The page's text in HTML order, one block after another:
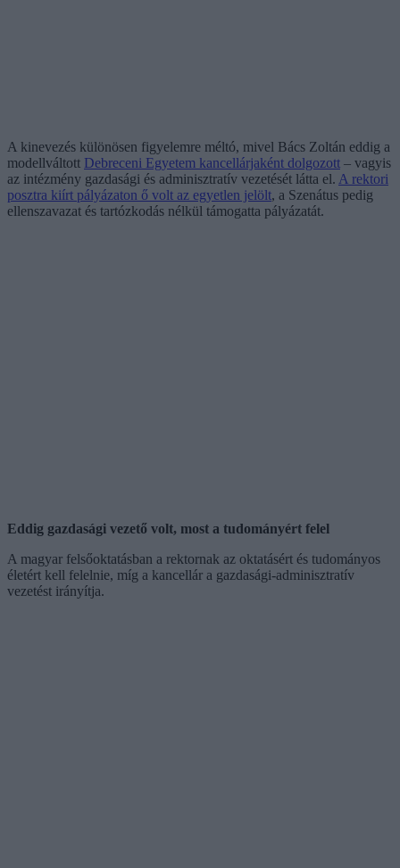
A kinevezés különösen figyelemre méltó, mivel Bács Zoltán eddig a
modellváltott Debreceni Egyetem kancellárjaként dolgozott – vagyis
az intézmény gazdasági és adminisztratív vezetését látta el. A rektori
posztra kiírt pályázaton ő volt az egyetlen jelölt, a Szenátus pedig
ellenszavazat és tartózkodás nélkül támogatta pályázatát.
Eddig gazdasági vezető volt, most a tudományért felel
A magyar felsőoktatásban a rektornak az oktatásért és tudományos
életért kell felelnie, míg a kancellár a gazdasági-adminisztratív
vezetést irányítja.